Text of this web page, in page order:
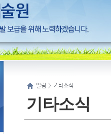
알림 > 기타소식
기타소식